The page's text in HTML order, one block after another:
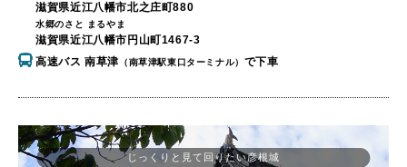
滋賀県近江八幡市北之庄町880
水郷のさと まるやま
滋賀県近江八幡市円山町1467-3
高速バス 南草津 （南草津駅東口ターミナル） で下車
じっくりと見て回りたい彦根城